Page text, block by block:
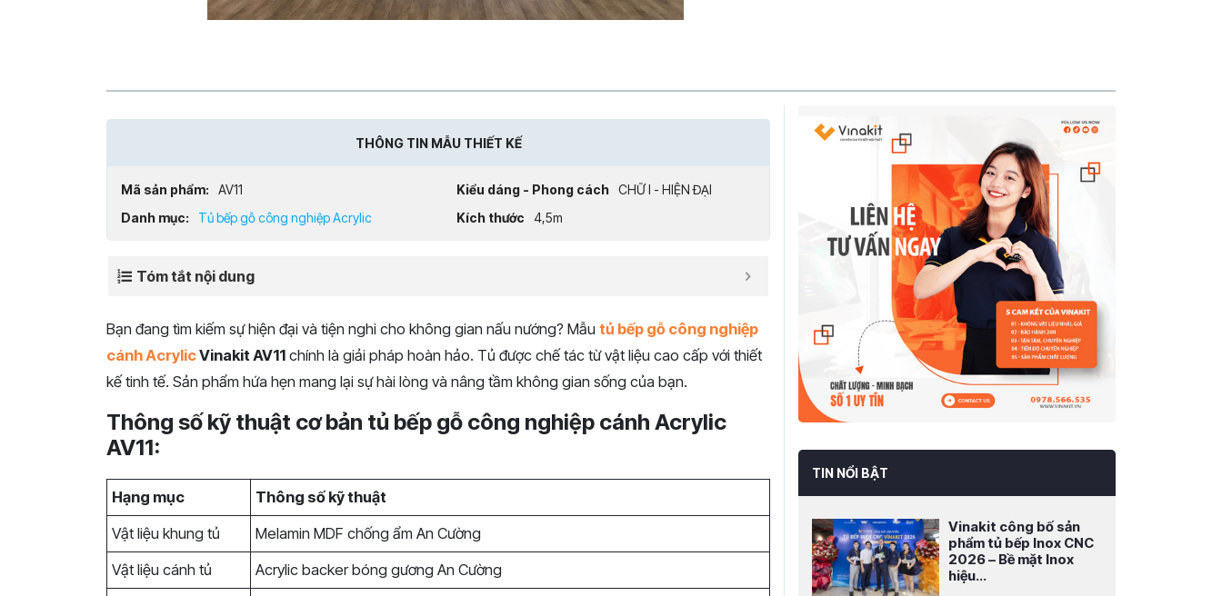
THÔNG TIN MẪU THIẾT KẾ
Mã sản phẩm: AV11 Kiểu dáng - Phong cách CHỮ I - HIỆN ĐẠI
Danh mục:
Tủ bếp gỗ công nghiệp Acrylic Kích thước 4,5m
Tóm tắt nội dung
Bạn đang tìm kiếm sự hiện đại và tiện nghi cho không gian nấu nướng? Mẫu tủ bếp gỗ công nghiệp
cánh AcrylicVinakit AV11 chính là giải pháp hoàn hảo. Tủ được chế tác từ vật liệu cao cấp với thiết
kế tinh tế. Sản phẩm hứa hẹn mang lại sự hài lòng và nâng tầm không gian sống của bạn.
Thông số kỹ thuật cơ bản tủ bếp gỗ công nghiệp cánh Acrylic
AV11:
Hạng mục
Thông số kỹ thuật
Vật liệu khung tủ
Melamin MDF chống ẩm An Cường
Vật liệu cánh tủ
Acrylic backer bóng gương An Cường
TIN NỔI BẬT
Vinakit công bố sản
phẩm tủ bếp Inox CNC
2026 – Bề mặt Inox
hiệu...